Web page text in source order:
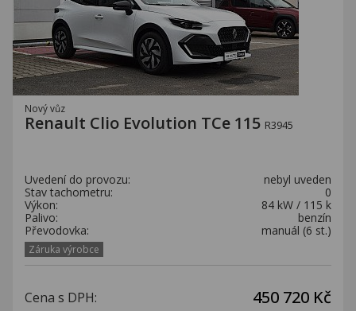
Nový vůz
Renault Clio Evolution TCe 115 R3945
Uvedení do provozu:
nebyl uveden
Stav tachometru:
0
Výkon:
84 kW / 115 k
Palivo:
benzín
Převodovka:
manuál (6 st.)
Záruka výrobce
Cena s DPH: 450 720 Kč